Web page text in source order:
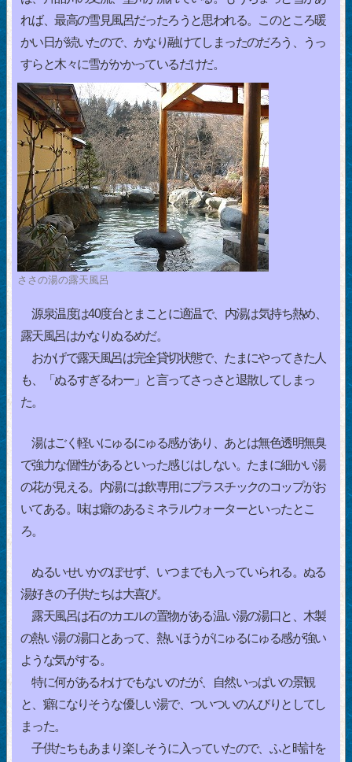
れば、最高の雪見風呂だったろうと思われる。このところ暖
かい日が続いたので、かなり融けてしまったのだろう、うっ
すらと木々に雪がかかっているだけだ。
ささの湯の露天風呂
源泉温度は40度台とまことに適温で、内湯は気持ち熱め、
露天風呂はかなりぬるめだ。
おかげで露天風呂は完全貸切状態で、たまにやってきた人
も、「ぬるすぎるわー」と言ってさっさと退散してしまっ
た。
湯はごく軽いにゅるにゅる感があり、あとは無色透明無臭
で強力な個性があるといった感じはしない。たまに細かい湯
の花が見える。内湯には飲専用にプラスチックのコップがお
いてある。味は癖のあるミネラルウォーターといったとこ
ろ。
ぬるいせいかのぼせず、いつまでも入っていられる。ぬる
湯好きの子供たちは大喜び。
露天風呂は石のカエルの置物がある温い湯の湯口と、木製
の熱い湯の湯口とあって、熱いほうがにゅるにゅる感が強い
ような気がする。
特に何があるわけでもないのだが、自然いっぱいの景観
と、癖になりそうな優しい湯で、ついついのんびりとしてし
まった。
子供たちもあまり楽しそうに入っていたので、ふと時計を